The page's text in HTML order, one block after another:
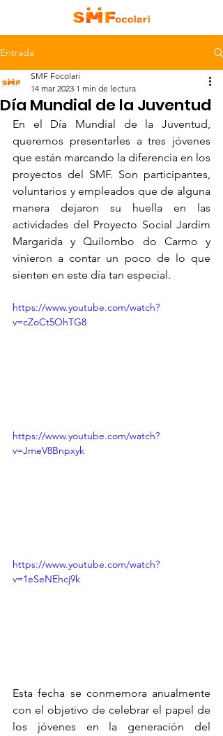
Entrada
Día Mundial de la Juventud
SMF Focolari
14 mar 2023 1 min de lectura
En el Día Mundial de la Juventud,
queremos presentarles a tres jóvenes
que están marcando la diferencia en los
proyectos del SMF. Son participantes,
voluntarios y empleados que de alguna
manera dejaron su huella en las
actividades del Proyecto Social Jardim
Margarida y Quilombo do Carmo y
vinieron a contar un poco de lo que
sienten en este día tan especial.
https://www.youtube.com/watch?
v=cZoCt5OhTG8
https://www.youtube.com/watch?
v=JmeV8Bnpxyk
https://www.youtube.com/watch?
v=1eSeNEhcj9k
Esta fecha se conmemora anualmente
con el objetivo de celebrar el papel de
los jóvenes en la generación del